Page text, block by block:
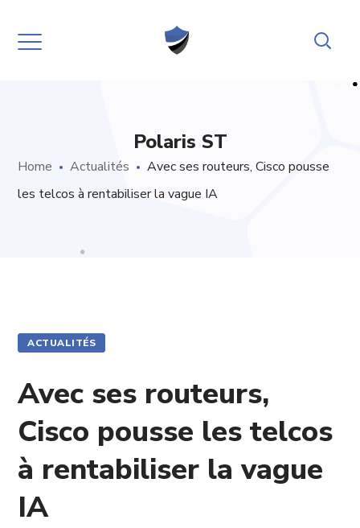
Polaris ST
Home Actualités
Avec ses routeurs, Cisco pousse
les telcos à rentabiliser la vague IA
ACTUALITÉS
Avec ses routeurs,
Cisco pousse les telcos
à rentabiliser la vague
IA